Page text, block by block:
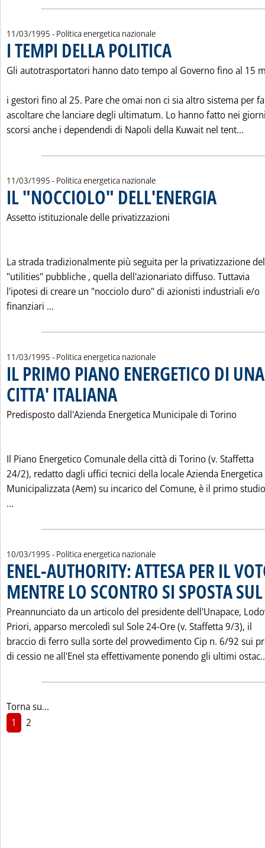
11/03/1995 - Politica energetica nazionale
I TEMPI DELLA POLITICA
Gli autotrasportatori hanno dato tempo al Governo fino al 15
i gestori fino al 25. Pare che omai non ci sia altro sistema per
ascoltare che lanciare degli ultimatum. Lo hanno fatto nei
scorsi anche i dependendi di Napoli della Kuwait nel tent...
11/03/1995 - Politica energetica nazionale
IL "NOCCIOLO" DELL'ENERGIA
Assetto istituzionale delle privatizzazioni
La strada tradizionalmente più seguita per la privatizzazione
"utilities" pubbliche ‚ quella dell'azionariato diffuso. Tuttavia
l'ipotesi di creare un "nocciolo duro" di azionisti industriali e/o
finanziari ...
11/03/1995 - Politica energetica nazionale
IL PRIMO PIANO ENERGETICO DI
CITTA' ITALIANA
Predisposto dall'Azienda Energetica Municipale di Torino
Il Piano Energetico Comunale della città di Torino (v. Staffetta
24/2), redatto dagli uffici tecnici della locale Azienda Energetica
Municipalizzata (Aem) su incarico del Comune, è il primo
...
10/03/1995 - Politica energetica nazionale
ENEL-AUTHORITY: ATTESA PER IL
MENTRE LO SCONTRO SI SPOSTA
Preannunciato da un articolo del presidente dell'Unapace,
Priori, apparso mercoledì sul Sole 24-Ore (v. Staffetta 9/3), il
braccio di ferro sulla sorte del provvedimento Cip n. 6/92 sui
di cessio ne all'Enel sta effettivamente ponendo gli ultimi
Torna su...
1
2